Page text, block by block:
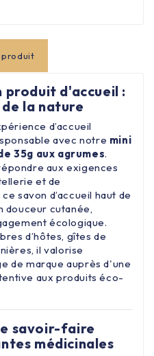
produit
produit d'accueil :
la nature
d’accueil
avec notre mini
35g aux agrumes.
aux exigences
et de
cesavon d’accueil haut de
douceur cutanée,
écologique.
d’hôtes, gîtes de
il valorise
de marque auprès d'une
aux produits éco-
savoir-faire
médicinales